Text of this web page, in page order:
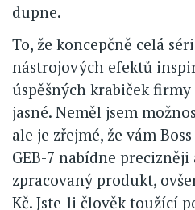
dupne.
To, že koncepčně celá
nástrojových efektů
úspěšných krabiček firmy
jasné. Neměl jsem
ale je zřejmé, že vám
GEB-7 nabídne
zpracovaný produkt,
Kč. Jste-li člověk toužící